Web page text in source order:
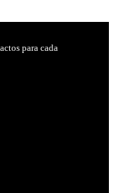
para cada